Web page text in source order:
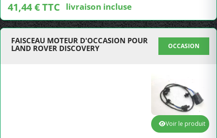
41,44 € TTC livraison incluse
FAISCEAU MOTEUR D'OCCASION POUR
LAND ROVER DISCOVERY
OCCASION
Voir le produit